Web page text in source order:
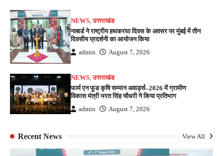
NEWS ,उत्तराखंड
नाबार्ड ने राष्ट्रीय हथकरघा दिवस के अवसर पर मुंबई में तीन
दिवसीय प्रदर्शनी का आयोजन किया
admin August 7, 2026
NEWS,उत्तराखंड
फार्म एन फूड कृषि सम्मान अवार्ड्स–2026 में ग्रामीण
विकास मंत्री भरत सिंह चौधरी ने किया प्रतिभाग
admin August 7, 2026
Recent News View All